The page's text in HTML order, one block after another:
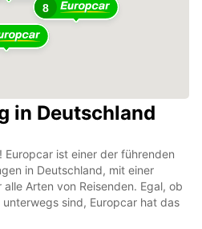
8
in Deutschland
Europcar ist einer der führenden
in Deutschland, mit einer
Arten von Reisenden. Egal, ob
sind, Europcar hat das